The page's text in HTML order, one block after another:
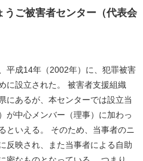
うご被害者センター（代表会
平成14年（2002年）に、犯罪被害
に設立された。 被害者支援組織
にあるが、本センターでは設立当
が中心メンバー（理事）に加わっ
といえる。 そのため、当事者のニ
反映され、また当事者による自助